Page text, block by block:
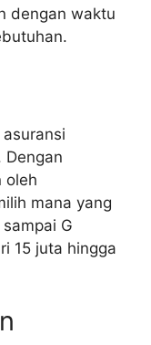
dengan waktu
Dengan
oleh
mana yang
G
15 juta hingga